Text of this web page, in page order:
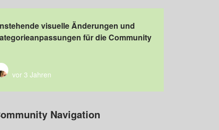
visuelle Änderungen und
für die Community
vor 3 Jahren
Navigation